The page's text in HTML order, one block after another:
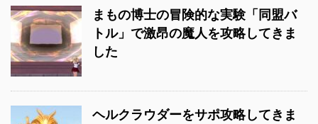
まもの博士の冒険的な実験「同盟バ
トル」で激昂の魔人を攻略してきま
した
ヘルクラウダーをサポ攻略してきま